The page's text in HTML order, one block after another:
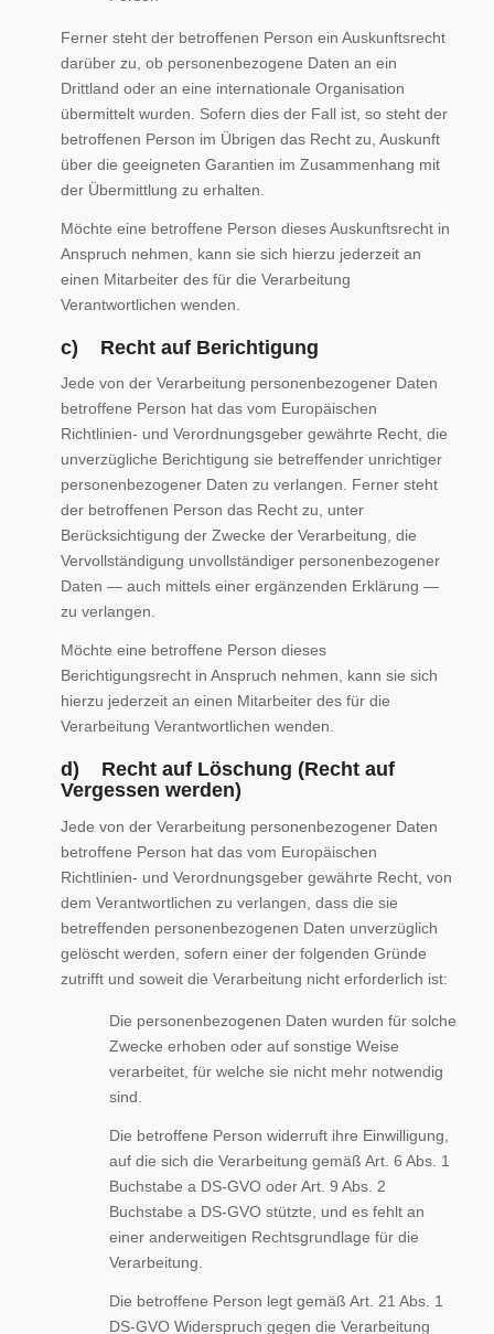
Ferner steht der betroffenen Person ein Auskunftsrecht
darüber zu, ob personenbezogene Daten an ein
Drittland oder an eine internationale Organisation
übermittelt wurden. Sofern dies der Fall ist, so steht der
betroffenen Person im Übrigen das Recht zu, Auskunft
über die geeigneten Garantien im Zusammenhang mit
der Übermittlung zu erhalten.
Möchte eine betroffene Person dieses Auskunftsrecht in
Anspruch nehmen, kann sie sich hierzu jederzeit an
einen Mitarbeiter des für die Verarbeitung
Verantwortlichen wenden.
c) Recht auf Berichtigung
Jede von der Verarbeitung personenbezogener Daten
betroffene Person hat das vom Europäischen
Richtlinien- und Verordnungsgeber gewährte Recht, die
unverzügliche Berichtigung sie betreffender unrichtiger
personenbezogener Daten zu verlangen. Ferner steht
der betroffenen Person das Recht zu, unter
Berücksichtigung der Zwecke der Verarbeitung, die
Vervollständigung unvollständiger personenbezogener
Daten — auch mittels einer ergänzenden Erklärung —
zu verlangen.
Möchte eine betroffene Person dieses
Berichtigungsrecht in Anspruch nehmen, kann sie sich
hierzu jederzeit an einen Mitarbeiter des für die
Verarbeitung Verantwortlichen wenden.
d) Recht auf Löschung (Recht auf
Vergessen werden)
Jede von der Verarbeitung personenbezogener Daten
betroffene Person hat das vom Europäischen
Richtlinien- und Verordnungsgeber gewährte Recht, von
dem Verantwortlichen zu verlangen, dass die sie
betreffenden personenbezogenen Daten unverzüglich
gelöscht werden, sofern einer der folgenden Gründe
zutrifft und soweit die Verarbeitung nicht erforderlich ist:
Die personenbezogenen Daten wurden für solche
Zwecke erhoben oder auf sonstige Weise
verarbeitet, für welche sie nicht mehr notwendig
sind.
Die betroffene Person widerruft ihre Einwilligung,
auf die sich die Verarbeitung gemäß Art. 6 Abs. 1
Buchstabe a DS-GVO oder Art. 9 Abs. 2
Buchstabe a DS-GVO stützte, und es fehlt an
einer anderweitigen Rechtsgrundlage für die
Verarbeitung.
Die betroffene Person legt gemäß Art. 21 Abs. 1
DS-GVO Widerspruch gegen die Verarbeitung